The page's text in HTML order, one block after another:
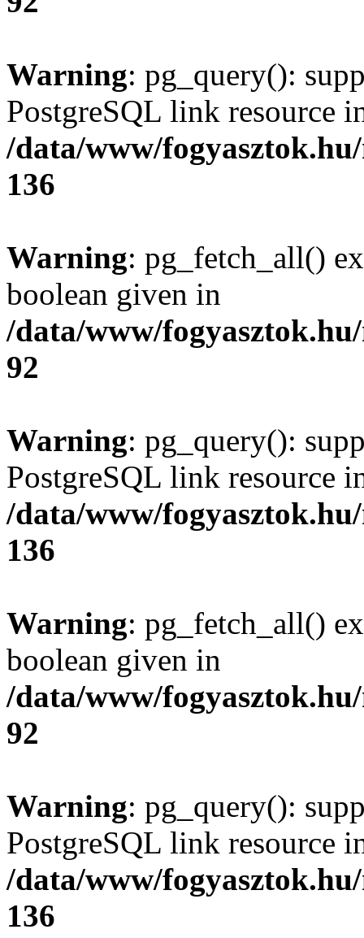
Warning: pg_query():
PostgreSQL link resource
/data/www/
136
Warning: pg_fetch_all()
boolean given in
/data/www/
92
Warning: pg_query():
PostgreSQL link resource
/data/www/
136
Warning: pg_fetch_all()
boolean given in
/data/www/
92
Warning: pg_query():
PostgreSQL link resource
/data/www/
136